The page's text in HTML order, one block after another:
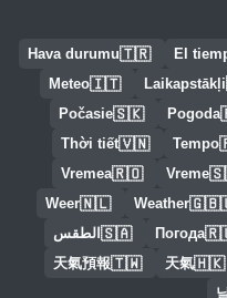
El
🇹🇷
Hava durumu
Laikapstākļi
🇮🇹
Meteo
Pogoda
🇸🇰
Počasie
Tempo
🇻🇳
Thời tiết
Vreme
🇷🇴
Vremea
Weather
🇳🇱
Weer
Погода
🇸🇦 الطقس
🇭🇰
天氣
🇹🇼
天氣預報